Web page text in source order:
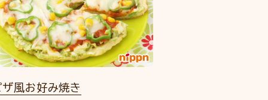
ザ風お好み焼き